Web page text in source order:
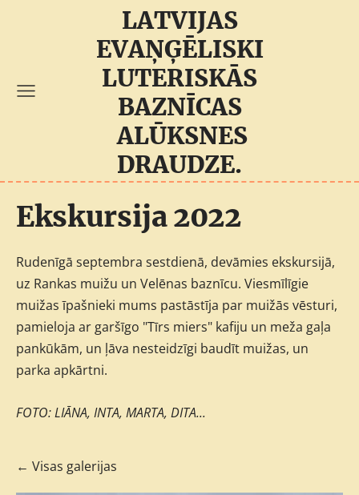
LATVIJAS
EVAŅĢĒLISKI
LUTERISKĀS
BAZNĪCAS
ALŪKSNES
DRAUDZE.
Ekskursija 2022
Rudenīgā septembra sestdienā, devāmies ekskursijā,
uz Rankas muižu un Velēnas baznīcu. Viesmīlīgie
muižas īpašnieki mums pastāstīja par muižās vēsturi,
pamieloja ar garšīgo "Tīrs miers" kafiju un meža gaļa
pankūkām, un ļāva nesteidzīgi baudīt muižas, un
parka apkārtni.
FOTO: LIĀNA, INTA, MARTA, DITA...
Visas galerijas